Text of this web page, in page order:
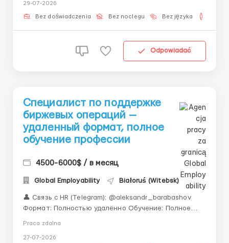
результата. 💵 Оплата: ▪️ 0–12 подписаний — 300$ ▪️
13–24 — 600$ ▪️ 25–34 —...
29-07-2026
Bez doświadczenia Bez noclegu Bez języka
Odpowiadać
Специалист по поддержке
биржевых операций —
удаленный формат, полное
обучение профессии
4500-6000$ / в месяц
Global Employability Białoruś (Witebsk)
👤 Связь с HR (Telegram): @aleksandr_barabashov
Формат: Полностью удалённо Обучение: Полное
цифровых финансов? Наша команда создала все
Praca zdalna
27-07-2026